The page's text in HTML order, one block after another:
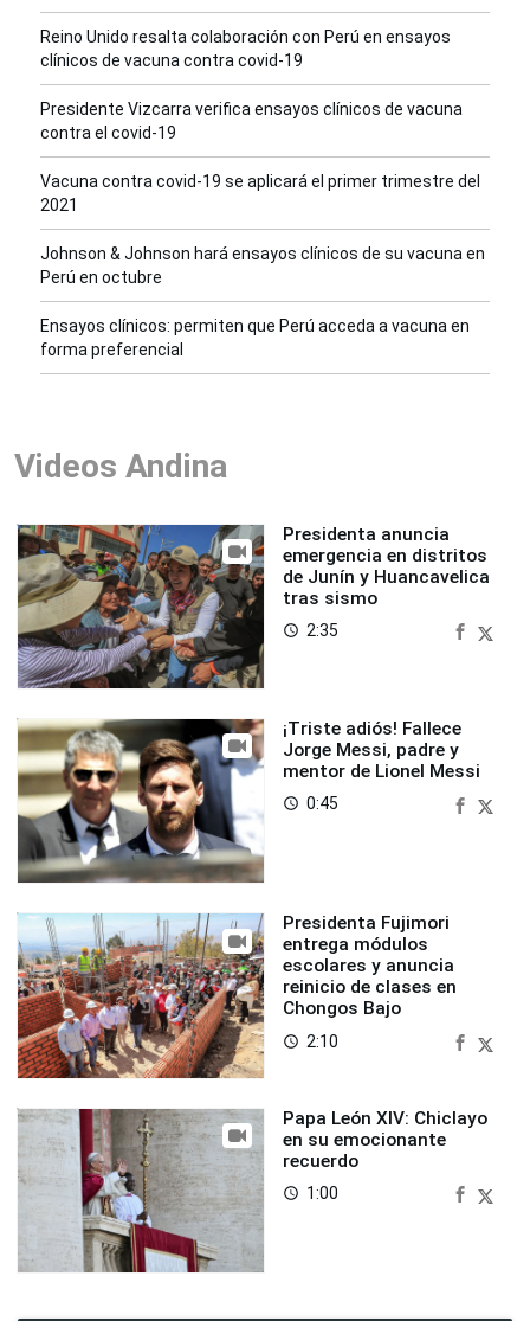
Reino Unido resalta colaboración con Perú en ensayos
clínicos de vacuna contra covid-19
Presidente Vizcarra verifica ensayos clínicos de vacuna
contra el covid-19
Vacuna contra covid-19 se aplicará el primer trimestre del
2021
Johnson & Johnson hará ensayos clínicos de su vacuna en
Perú en octubre
Ensayos clínicos: permiten que Perú acceda a vacuna en
forma preferencial
Videos Andina
Presidenta anuncia
emergencia en distritos
de Junín y Huancavelica
tras sismo
access_time 2:35
¡Triste adiós! Fallece
Jorge Messi, padre y
mentor de Lionel Messi
access_time 0:45
Presidenta Fujimori
entrega módulos
escolares y anuncia
reinicio de clases en
Chongos Bajo
access_time 2:10
Papa León XIV: Chiclayo
en su emocionante
recuerdo
access_time 1:00